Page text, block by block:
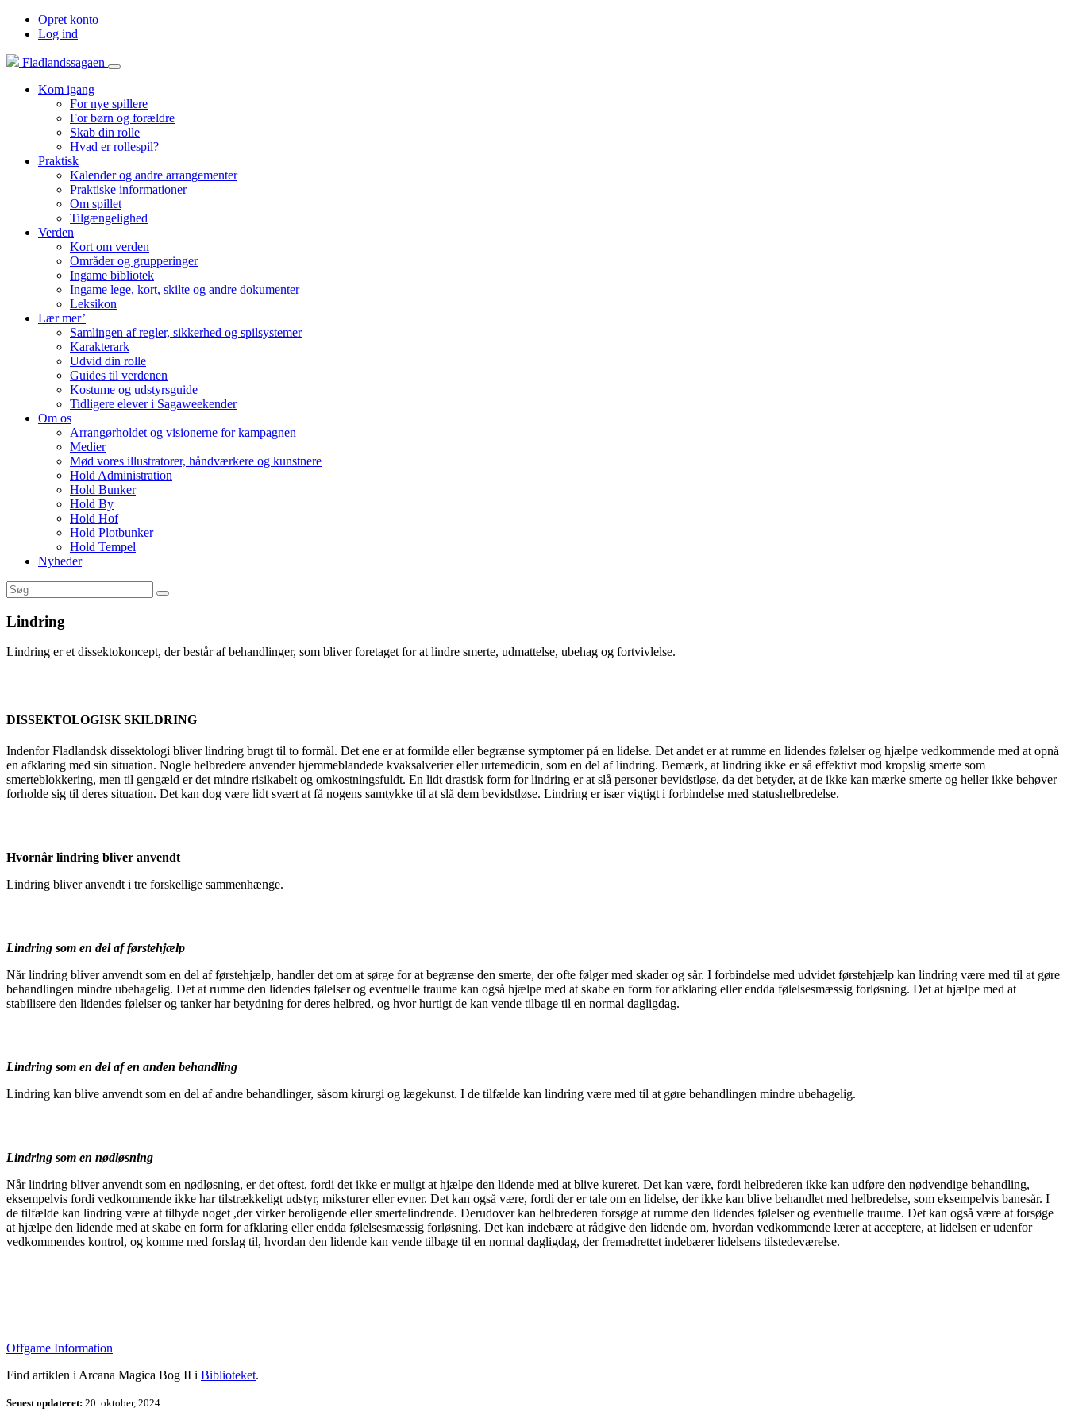
Opret konto
Log ind
Fladlandssagaen
Kom igang
For nye spillere
For børn og forældre
Skab din rolle
Hvad er rollespil?
Praktisk
Kalender og andre arrangementer
Praktiske informationer
Om spillet
Tilgængelighed
Verden
Kort om verden
Områder og grupperinger
Ingame bibliotek
Ingame lege, kort, skilte og andre dokumenter
Leksikon
Lær mer’
Samlingen af regler, sikkerhed og spilsystemer
Karakterark
Udvid din rolle
Guides til verdenen
Kostume og udstyrsguide
Tidligere elever i Sagaweekender
Om os
Arrangørholdet og visionerne for kampagnen
Medier
Mød vores illustratorer, håndværkere og kunstnere
Hold Administration
Hold Bunker
Hold By
Hold Hof
Hold Plotbunker
Hold Tempel
Nyheder
Lindring
Lindring er et dissektokoncept, der består af behandlinger, som bliver foretaget for at lindre smerte, udmattelse, ubehag og fortvivlelse.
DISSEKTOLOGISK SKILDRING
Indenfor Fladlandsk dissektologi bliver lindring brugt til to formål. Det ene er at formilde eller begrænse symptomer på en lidelse. Det andet er at rumme en lidendes følelser og hjælpe vedkommende med at opnå
en afklaring med sin situation. Nogle helbredere anvender hjemmeblandede kvaksalverier eller urtemedicin, som en del af lindring. Bemærk, at lindring ikke er så effektivt mod kropslig smerte som
smerteblokkering, men til gengæld er det mindre risikabelt og omkostningsfuldt. En lidt drastisk form for lindring er at slå personer bevidstløse, da det betyder, at de ikke kan mærke smerte og heller ikke behøver
forholde sig til deres situation. Det kan dog være lidt svært at få nogens samtykke til at slå dem bevidstløse. Lindring er især vigtigt i forbindelse med statushelbredelse.
Hvornår lindring bliver anvendt
Lindring bliver anvendt i tre forskellige sammenhænge.
Lindring som en del af førstehjælp
Når lindring bliver anvendt som en del af førstehjælp, handler det om at sørge for at begrænse den smerte, der ofte følger med skader og sår. I forbindelse med udvidet førstehjælp kan lindring være med til at gøre
behandlingen mindre ubehagelig. Det at rumme den lidendes følelser og eventuelle traume kan også hjælpe med at skabe en form for afklaring eller endda følelsesmæssig forløsning. Det at hjælpe med at
stabilisere den lidendes følelser og tanker har betydning for deres helbred, og hvor hurtigt de kan vende tilbage til en normal dagligdag.
Lindring som en del af en anden behandling
Lindring kan blive anvendt som en del af andre behandlinger, såsom kirurgi og lægekunst. I de tilfælde kan lindring være med til at gøre behandlingen mindre ubehagelig.
Lindring som en nødløsning
Når lindring bliver anvendt som en nødløsning, er det oftest, fordi det ikke er muligt at hjælpe den lidende med at blive kureret. Det kan være, fordi helbrederen ikke kan udføre den nødvendige behandling,
eksempelvis fordi vedkommende ikke har tilstrækkeligt udstyr, miksturer eller evner. Det kan også være, fordi der er tale om en lidelse, der ikke kan blive behandlet med helbredelse, som eksempelvis banesår. I
de tilfælde kan lindring være at tilbyde noget ,der virker beroligende eller smertelindrende. Derudover kan helbrederen forsøge at rumme den lidendes følelser og eventuelle traume. Det kan også være at forsøge
at hjælpe den lidende med at skabe en form for afklaring eller endda følelsesmæssig forløsning. Det kan indebære at rådgive den lidende om, hvordan vedkommende lærer at acceptere, at lidelsen er udenfor
vedkommendes kontrol, og komme med forslag til, hvordan den lidende kan vende tilbage til en normal dagligdag, der fremadrettet indebærer lidelsens tilstedeværelse.
Offgame Information
Find artiklen i Arcana Magica Bog II i Biblioteket.
Senest opdateret: 20. oktober, 2024